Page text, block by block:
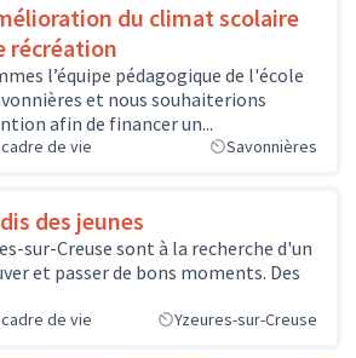
du climat scolaire
récréation
l’équipe pédagogique de l'école
et nous souhaiterions
afin de financer un...
de vie Savonnières
des jeunes
sur-Creuse sont à la recherche d'un
et passer de bons moments. Des
de vie Yzeures-sur-Creuse